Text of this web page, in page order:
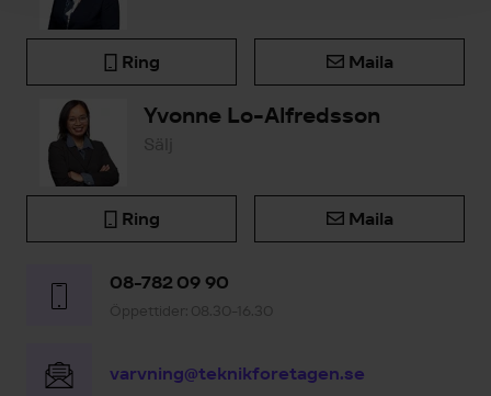
Ring Maila
Yvonne Lo-Alfredsson
Sälj
Ring Maila
08-782 09 90
Öppettider: 08.30-16.30
varvning@teknikforetagen.se